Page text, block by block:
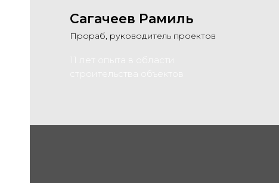
Сагачеев Рамиль
Прораб, руководитель проектов